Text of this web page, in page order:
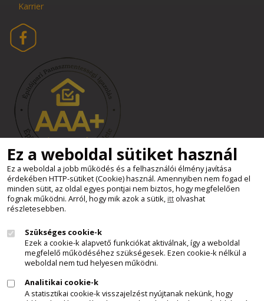
Karrier
Süti beállítások
Minden jog fenntartva - Kemax Kft.
Felhívjuk látogatóink figyelmét, hogy a honlapunkon szereplő
minden tartalom, szöveges leírás, képi anyag, videó, stb., a
Kemax Kft. szellemi tulajdonát képezi és mint ilyen, az 1999. évi
illetve a törvény egyéb ide vonatkozó rendelkezései szerint,
Ez a weboldal sütiket használ
Ez a weboldal a jobb működés és a felhasználói élmény javítása
érdekében HTTP-sütiket (Cookie) használ. Amennyiben nem fogad el
minden sütit, az oldal egyes pontjai nem biztos, hogy megfelelően
fognak működni. Arról, hogy mik azok a sütik, ittolvashat
részletesebben.
Szükséges cookie-k
Ezek a cookie-k alapvető funkciókat aktiválnak, így a weboldal
megfelelő működéséhez szükségesek. Ezen cookie-k nélkül a
weboldal nem tud helyesen működni.
Analitikai cookie-k
A statisztikai cookie-k visszajelzést nyújtanak nekünk, hogy